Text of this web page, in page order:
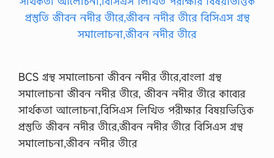
BCS গ্রন্থ সমালোচনা জীবন নদীর তীরে,বাংলা গ্রন্থ
সমালোচনা জীবন নদীর তীরে, জীবন নদীর তীরে কাব্যের
সার্থকতা আলোচনা,বিসিএস লিখিত পরীক্ষার বিষয়ভিত্তিক
প্রস্তুতি জীবন নদীর তীরে,জীবন নদীর তীরে বিসিএস গ্রন্থ
সমালোচনা,জীবন নদীর তীরে